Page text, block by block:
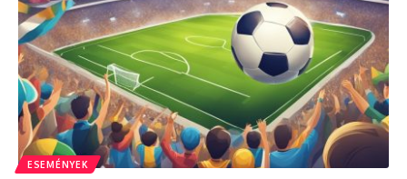
ESEMÉNYEK